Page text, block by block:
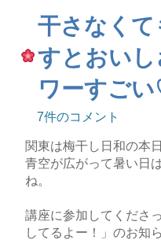
干さなく
すとおい
ワーすご
7件のコメント
関東は梅干し日和の本日
青空が広がって暑い日
ね。
講座に参加してくださ
してるよー！」のお知